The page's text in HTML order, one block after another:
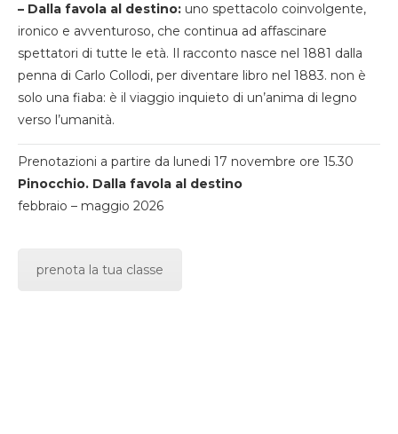
– Dalla favola al destino: uno spettacolo coinvolgente,
ironico e avventuroso, che continua ad affascinare
spettatori di tutte le età. Il racconto nasce nel 1881 dalla
penna di Carlo Collodi, per diventare libro nel 1883. non è
solo una fiaba: è il viaggio inquieto di un’anima di legno
verso l’umanità.
Prenotazioni a partire da lunedi 17 novembre ore 15.30
Pinocchio. Dalla favola al destino
febbraio – maggio 2026
prenota la tua classe